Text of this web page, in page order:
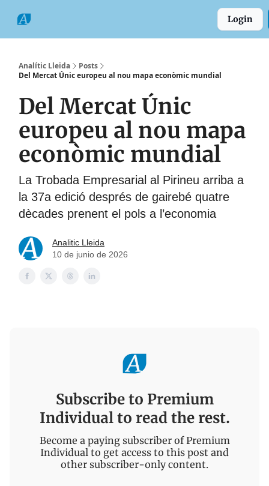
Login
Analític Lleida
Posts
Del Mercat Únic europeu al nou mapa econòmic mundial
Del Mercat Únic
europeu al nou mapa
econòmic mundial
La Trobada Empresarial al Pirineu arriba a
la 37a edició després de gairebé quatre
dècades prenent el pols a l’economia
Analitic Lleida
10 de junio de 2026
Subscribe to Premium
Individual to read the rest.
Become a paying subscriber of Premium
Individual to get access to this post and
other subscriber-only content.